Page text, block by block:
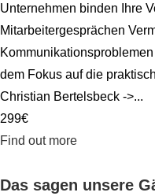
Unternehmen binden Ihre
Mitarbeitergesprächen
dem Fokus auf die
Christian Bertelsbeck ->...
299€
Find out more
Das sagen unsere